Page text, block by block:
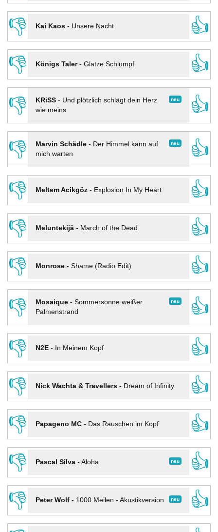
👎
Kai Kaos- Unsere Nacht
👍
👎
Königs Taler- Glatze Schlumpf
👍
👎
neu
KRiSS- Und plötzlich schlägt dein Herz
wie meins
👍
👎 neu
Marvin Schädle- Der Himmel kann auf
mich warten
👍
👎
Meltem Acikgöz- Explosion In My Heart
👍
👎
Meluntekijä- March of the Dead
👍
👎
Monrose- Shame (Radio Edit)
👍
👎
neu
Mosaique- Sommersonne weißer
Palmenstrand
👍
👎
N2E- In Meinem Kopf
👍
👎
Nick Wachta & Travellers- Dream of Infinity
👍
👎
Papageno MC- Das Rauschen im Kopf
👍
👎
neu
Pascal Silva- Aloha
👍
👎
neu
Peter Wolf- 1000 Meilen - Akustikversion
👍